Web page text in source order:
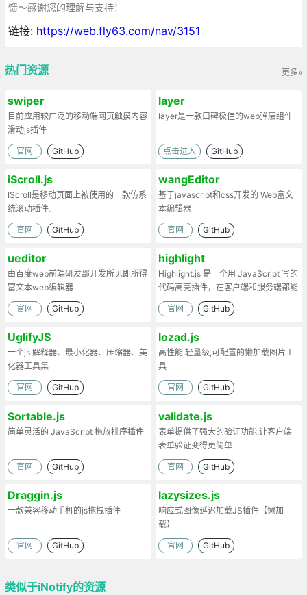
馈～感谢您的理解与支持！
链接: https://web.fly63.com/nav/3151
更多»
热门资源
swiper
目前应用较广泛的移动端网页触摸内容
滑动js插件
官网 GitHub
layer
layer是一款口碑极佳的web弹层组件
点击进入 GitHub
iScroll.js
IScroll是移动页面上被使用的一款仿系
统滚动插件。
官网 GitHub
wangEditor
基于javascript和css开发的 Web富文
本编辑器
官网 GitHub
ueditor
由百度web前端研发部开发所见即所得
富文本web编辑器
官网 GitHub
highlight
Highlight.js 是一个用 JavaScript 写的
代码高亮插件，在客户端和服务端都能
工作。
官网 GitHub
UglifyJS
一个js 解释器、最小化器、压缩器、美
化器工具集
官网 GitHub
lozad.js
高性能,轻量级,可配置的懒加载图片工
具
官网 GitHub
Sortable.js
简单灵活的 JavaScript 拖放排序插件
官网 GitHub
validate.js
表单提供了强大的验证功能,让客户端
表单验证变得更简单
官网 GitHub
Draggin.js
一款兼容移动手机的js拖拽插件
官网 GitHub
lazysizes.js
响应式图像延迟加载JS插件【懒加
载】
官网 GitHub
类似于iNotify的资源